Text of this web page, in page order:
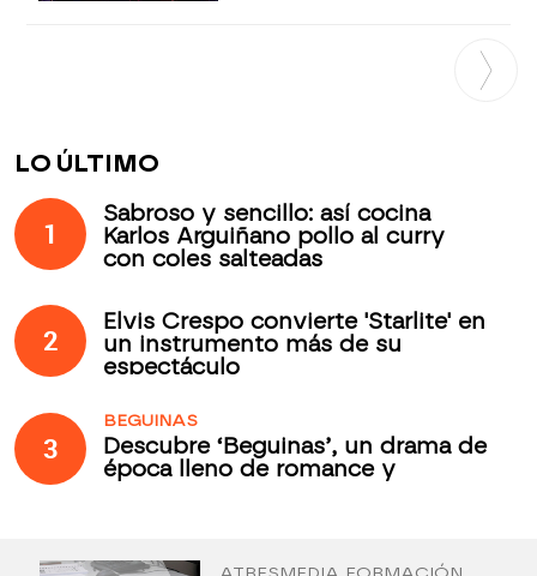
LO ÚLTIMO
1
Sabroso y sencillo: así cocina
Karlos Arguiñano pollo al curry
con coles salteadas
2
Elvis Crespo convierte 'Starlite' en
un instrumento más de su
espectáculo
3
BEGUINAS
Descubre ‘Beguinas’, un drama de
época lleno de romance y